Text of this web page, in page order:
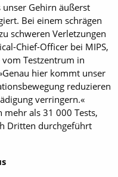
unser Gehirn äußerst
Bei einem schrägen
schweren Verletzungen
Chief-Officer bei MIPS,
Testzentrum in
hier kommt unser
reduzieren
verringern.«
als 31 000 Tests,
Dritten durchgeführt